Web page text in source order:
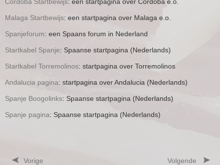
Malaga Startbewijs: een startpagina over Malaga e.o.
Spanjeforum: een Spaans forum in Nederland
Startkabel Spanje: Spaanse startpagina (Nederlands)
Startkabel Torremolinos: startpagina over Torremolinos
Andalucia pagina: startpagina over Andalucia (Nederlands)
Spanje Boogolinks: Spaanse startpagina (Nederlands)
Spanje pagina: Spaanse startpagina (Nederlands)
Vorige Volgende